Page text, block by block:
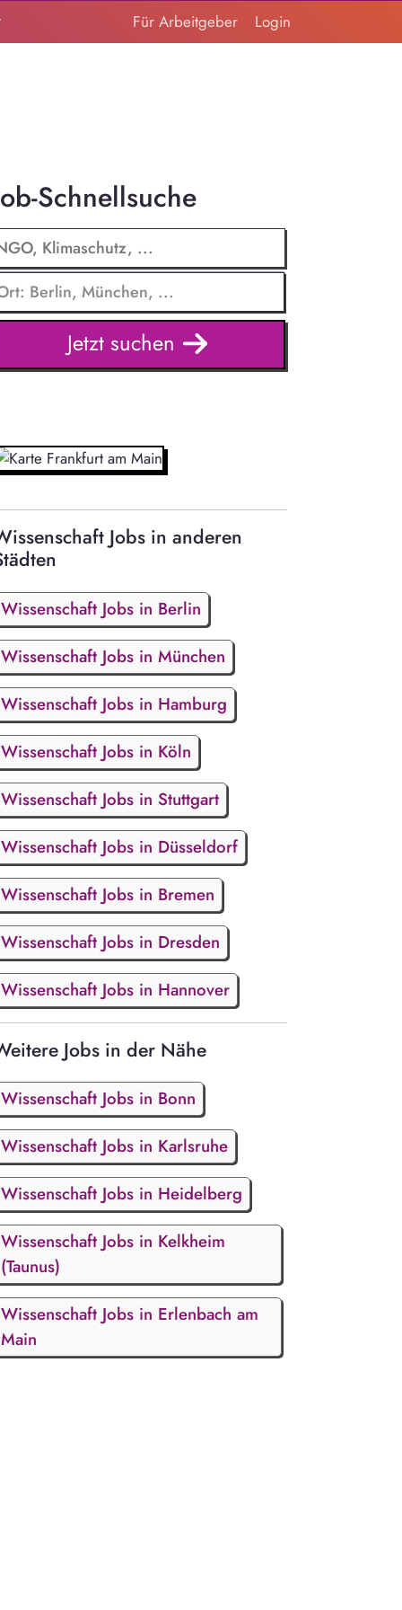
Für Arbeitgeber Login
Schnellsuche
Jetzt suchen
Jobs in anderen
Wissenschaft Jobs in Berlin
Wissenschaft Jobs in München
Wissenschaft Jobs in Hamburg
Wissenschaft Jobs in Köln
Wissenschaft Jobs in Stuttgart
Wissenschaft Jobs in Düsseldorf
Wissenschaft Jobs in Bremen
Wissenschaft Jobs in Dresden
Wissenschaft Jobs in Hannover
Jobs in der Nähe
Wissenschaft Jobs in Bonn
Wissenschaft Jobs in Karlsruhe
Wissenschaft Jobs in Heidelberg
Wissenschaft Jobs in Kelkheim
(Taunus)
Wissenschaft Jobs in Erlenbach am
Main